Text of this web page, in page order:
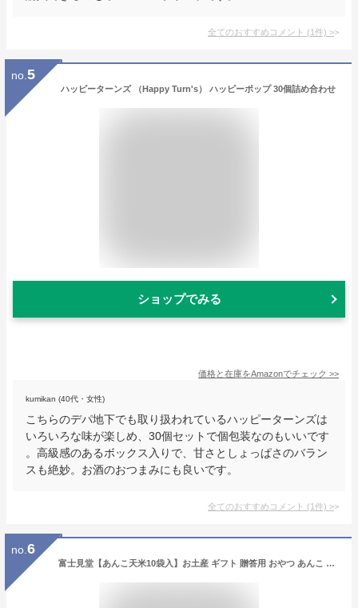
全てのおすすめコメント (1件) >
no. 5
ハッピーターンズ （Happy Turn's） ハッピーポップ 30個詰め合わせ
ショップでみる
価格と在庫をAmazonでチェック >>
kumikan (40代・女性)
こちらのデパ地下でも取り扱われているハッピーターンズは
いろいろな味が楽しめ、30個セットで個包装なのもいいです
。高級感のあるボックス入りで、甘さとしょっぱさのバラン
スも絶妙。お酒のおつまみにも良いです。
全てのおすすめコメント (1件) >
no. 6
富士見堂【あんこ天米10袋入】お土産 ギフト 贈答用 おやつ あんこ 煎餅 東京